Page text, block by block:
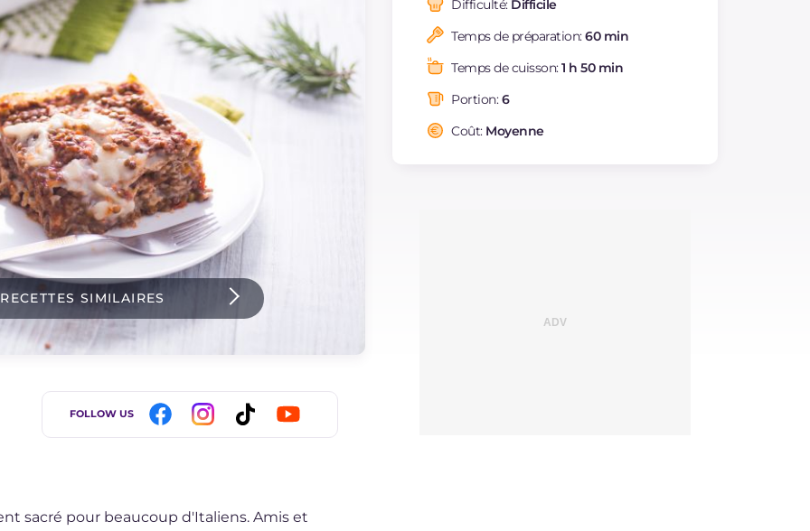
SIMILAIRES
FOLLOW US
Dont sucres
Protéine g
Graisses
saturés
Fibre
Cholestérol
Difficulté: Difficile
Temps de préparation:60 min
Temps de cuisson:1 h 50 min
Portion:6
Coût: Moyenne
sacré pour beaucoup d'Italiens. Amis et